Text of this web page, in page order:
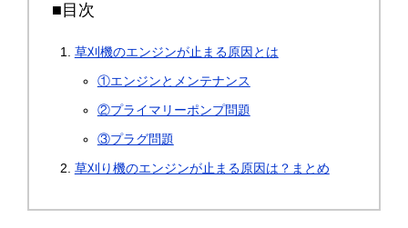
■目次
草刈機のエンジンが止まる原因とは
①エンジンとメンテナンス
②プライマリーポンプ問題
③プラグ問題
草刈り機のエンジンが止まる原因は？まとめ